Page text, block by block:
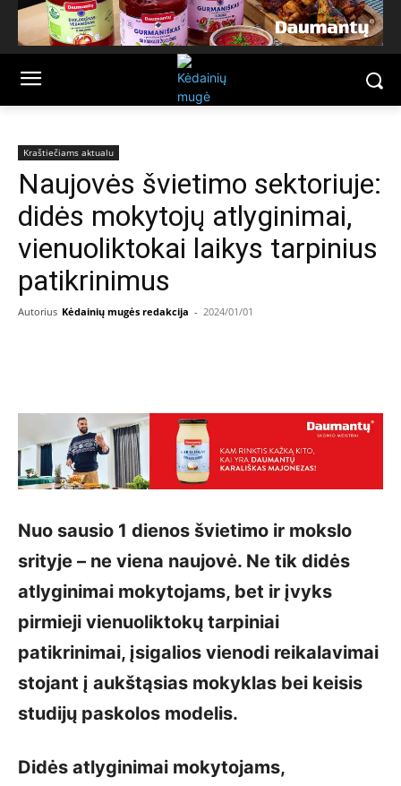
Kraštiečiams aktualu
Naujovės švietimo sektoriuje:
didės mokytojų atlyginimai,
vienuoliktokai laikys tarpinius
patikrinimus
Autorius Kėdainių mugės redakcija - 2024/01/01
Nuo sausio 1 dienos švietimo ir mokslo
srityje – ne viena naujovė. Ne tik didės
atlyginimai mokytojams, bet ir įvyks
pirmieji vienuoliktokų tarpiniai
patikrinimai, įsigalios vienodi reikalavimai
stojant į aukštąsias mokyklas bei keisis
studijų paskolos modelis.
Didės atlyginimai mokytojams,